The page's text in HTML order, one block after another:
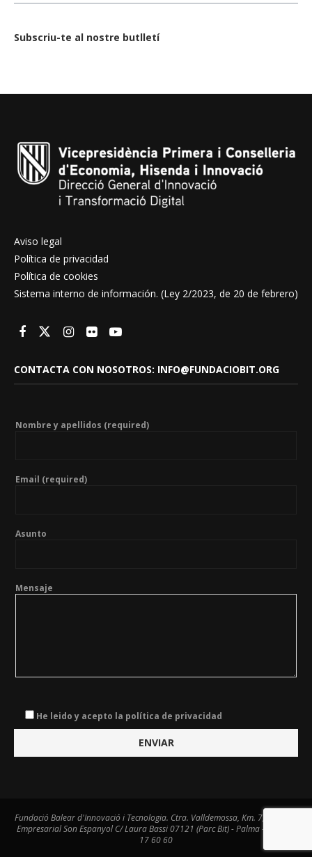
Subscriu-te al nostre butlletí
Aviso legal
Política de privacidad
Política de cookies
Sistema interno de información. (Ley 2/2023, de 20 de febrero)
CONTACTA CON NOSOTROS: INFO@FUNDACIOBIT.ORG
Nombre y apellidos (required)
Email (required)
Asunto
Mensaje
He leido y acepto la política de privacidad
Fundació Balear d'Innovació i Tecnologia. Ctra. Valldemossa, Km. 7,4. Centre
Empresarial Son Espanyol C/ Laura Bassi 07121 (Parc Bit) - Palma - Tel. 971
17 60 60